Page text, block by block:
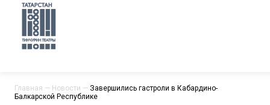
Главная — Новости — Завершились гастроли в Кабардино-
Балкарской Республике